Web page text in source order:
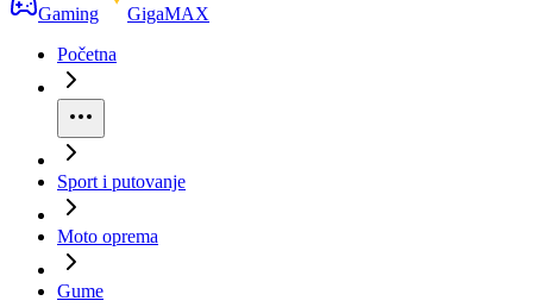
Gaming
GigaMAX
Početna
Sport i putovanje
Moto oprema
Gume